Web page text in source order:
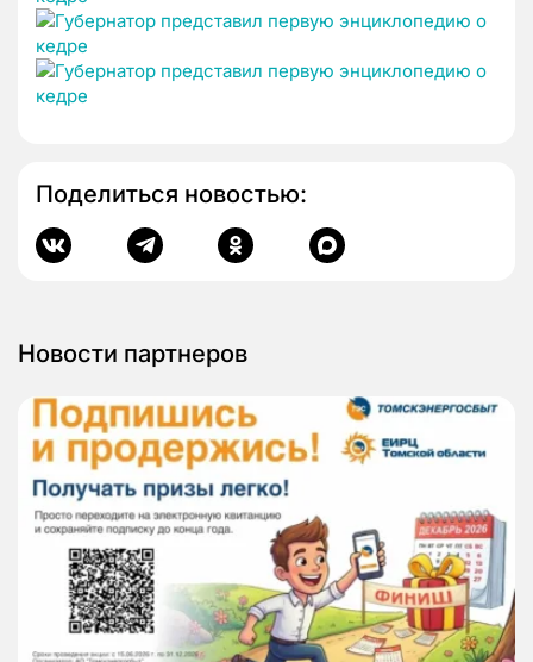
Поделиться новостью:
Новости партнеров